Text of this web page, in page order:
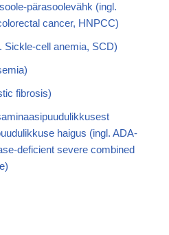
pärasoolevähk (ingl.
cancer, HNPCC)
Sickle-cell anemia, SCD)
fibrosis)
haigus (ingl. ADA-
deficient severe combined